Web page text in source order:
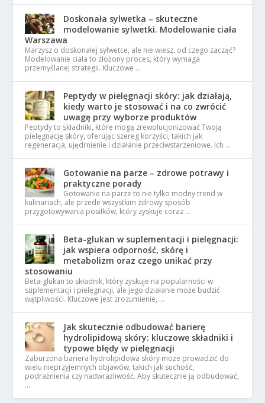
Doskonała sylwetka – skuteczne
modelowanie sylwetki. Modelowanie ciała
Warszawa
Marzysz o doskonałej sylwetce, ale nie wiesz, od czego zacząć?
Modelowanie ciała to złożony proces, który wymaga
przemyślanej strategii. Kluczowe …
Peptydy w pielęgnacji skóry: jak działają,
kiedy warto je stosować i na co zwrócić
uwagę przy wyborze produktów
Peptydy to składniki, które mogą zrewolucjonizować Twoją
pielęgnację skóry, oferując szereg korzyści, takich jak
regeneracja, ujędrnienie i działanie przeciwstarzeniowe. Ich …
Gotowanie na parze – zdrowe potrawy i
praktyczne porady
Gotowanie na parze to nie tylko modny trend w
kulinariach, ale przede wszystkim zdrowy sposób
przygotowywania posiłków, który zyskuje coraz …
Beta-glukan w suplementacji i pielęgnacji:
jak wspiera odporność, skórę i
metabolizm oraz czego unikać przy
stosowaniu
Beta-glukan to składnik, który zyskuje na popularności w
suplementacji i pielęgnacji, ale jego działanie może budzić
wątpliwości. Kluczowe jest zrozumienie, …
Jak skutecznie odbudować barierę
hydrolipidową skóry: kluczowe składniki i
typowe błędy w pielęgnacji
Zaburzona bariera hydrolipidowa skóry może prowadzić do
wielu nieprzyjemnych objawów, takich jak suchość,
podrażnienia czy nadwrażliwość. Aby skutecznie ją odbudować,
…